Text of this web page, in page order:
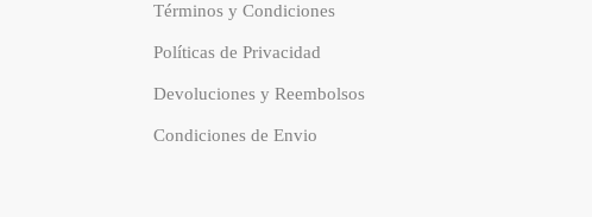
Términos y Condiciones
Políticas de Privacidad
Devoluciones y Reembolsos
Condiciones de Envio